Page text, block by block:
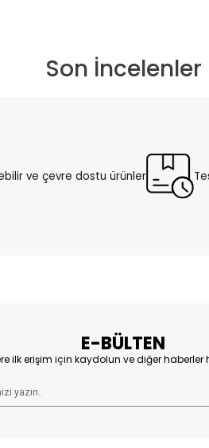
ve çevre dostu ürünler
Son İncelenler
E-BÜLTEN
ilk erişim için kaydolun ve diğer haberler